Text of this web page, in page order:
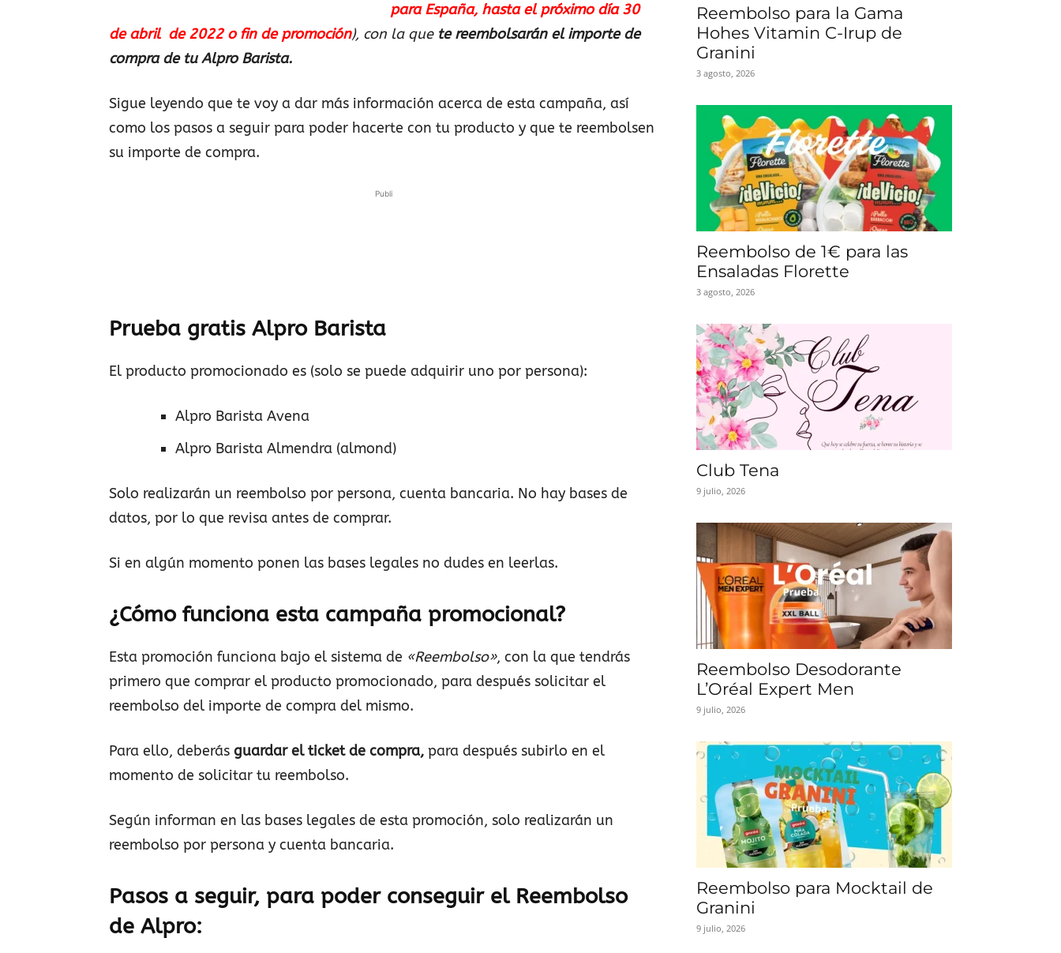
para España, hasta el próximo día 30
de abril de 2022 o fin de promoción), con la que te reembolsarán el importe de
compra de tu Alpro Barista.
Sigue leyendo que te voy a dar más información acerca de esta campaña, así
como los pasos a seguir para poder hacerte con tu producto y que te reembolsen
su importe de compra.
Publi
Prueba gratis Alpro Barista
El producto promocionado es (solo se puede adquirir uno por persona):
Alpro Barista Avena
Alpro Barista Almendra (almond)
Solo realizarán un reembolso por persona, cuenta bancaria. No hay bases de
datos, por lo que revisa antes de comprar.
Si en algún momento ponen las bases legales no dudes en leerlas.
¿Cómo funciona esta campaña promocional?
Esta promoción funciona bajo el sistema de «Reembolso», con la que tendrás
primero que comprar el producto promocionado, para después solicitar el
reembolso del importe de compra del mismo.
Para ello, deberás guardar el ticket de compra, para después subirlo en el
momento de solicitar tu reembolso.
Según informan en las bases legales de esta promoción, solo realizarán un
reembolso por persona y cuenta bancaria.
Pasos a seguir, para poder conseguir el Reembolso
de Alpro:
Reembolso para la Gama
Hohes Vitamin C-Irup de
Granini
3 agosto, 2026
Reembolso de 1€ para las
Ensaladas Florette
3 agosto, 2026
Club Tena
9 julio, 2026
Reembolso Desodorante
L’Oréal Expert Men
9 julio, 2026
Reembolso para Mocktail de
Granini
9 julio, 2026